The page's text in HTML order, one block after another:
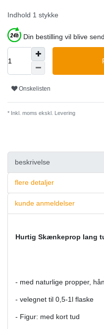
Indhold 1 stykke
Din bestilling vil blive
Onskelisten
* Inkl. moms ekskl. Levering
beskrivelse
flere detaljer
kunde anmeldelser
Hurtig Skænkeprop lang
- med naturlige propper,
- velegnet til 0,5-1l flaske
- Figur: med kort tud